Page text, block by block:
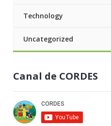
Technology
Uncategorized
Canal de CORDES